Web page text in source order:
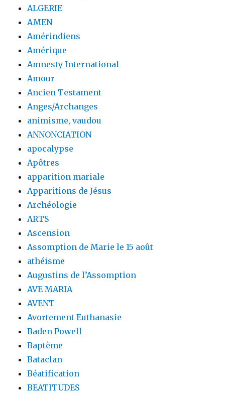
ALGERIE
AMEN
Amérindiens
Amérique
Amnesty International
Amour
Ancien Testament
Anges/Archanges
animisme, vaudou
ANNONCIATION
apocalypse
Apôtres
apparition mariale
Apparitions de Jésus
Archéologie
ARTS
Ascension
Assomption de Marie le 15 août
athéisme
Augustins de l’Assomption
AVE MARIA
AVENT
Avortement Euthanasie
Baden Powell
Baptème
Bataclan
Béatification
BEATITUDES